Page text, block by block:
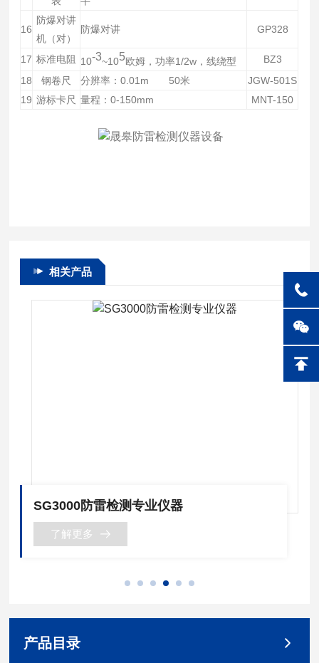
16
防爆对讲
机（对）
防爆对讲 GP328
17 标准电阻 10-3~105欧姆，功率1/2w，线绕型
BZ3
18
钢卷尺 分辨率：0.01m 50米
JGW-501S
19 游标卡尺 量程：0-150mm MNT-150
相关产品
SG3000防雷检测专业仪器
了解更多
产品目录